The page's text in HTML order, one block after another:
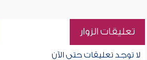
تعليقات الزوار
لا توجد تعليقات حتى الآن